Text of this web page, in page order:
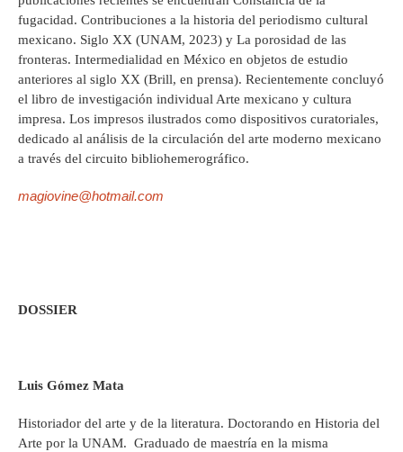
fugacidad. Contribuciones a la historia del periodismo cultural
mexicano. Siglo XX (UNAM, 2023) y La porosidad de las
fronteras. Intermedialidad en México en objetos de estudio
anteriores al siglo XX (Brill, en prensa). Recientemente concluyó
el libro de investigación individual Arte mexicano y cultura
impresa. Los impresos ilustrados como dispositivos curatoriales,
dedicado al análisis de la circulación del arte moderno mexicano
a través del circuito bibliohemerográfico.
magiovine@hotmail.com
DOSSIER
Luis Gómez Mata
Historiador del arte y de la literatura. Doctorando en Historia del
Arte por la UNAM. Graduado de maestría en la misma